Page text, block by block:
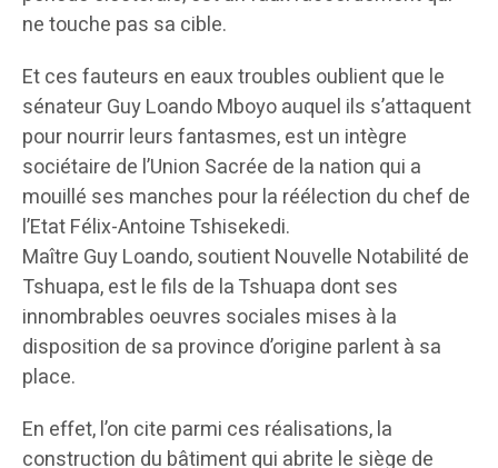
ne touche pas sa cible.
Et ces fauteurs en eaux troubles oublient que le
sénateur Guy Loando Mboyo auquel ils s’attaquent
pour nourrir leurs fantasmes, est un intègre
sociétaire de l’Union Sacrée de la nation qui a
mouillé ses manches pour la réélection du chef de
l’Etat Félix-Antoine Tshisekedi.
Maître Guy Loando, soutient Nouvelle Notabilité de
Tshuapa, est le fils de la Tshuapa dont ses
innombrables oeuvres sociales mises à la
disposition de sa province d’origine parlent à sa
place.
En effet, l’on cite parmi ces réalisations, la
construction du bâtiment qui abrite le siège de